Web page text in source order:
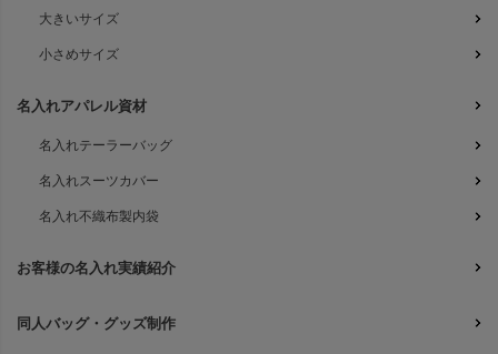
大きいサイズ
小さめサイズ
名入れアパレル資材
名入れテーラーバッグ
名入れスーツカバー
名入れ不織布製内袋
お客様の名入れ実績紹介
同人バッグ・グッズ制作